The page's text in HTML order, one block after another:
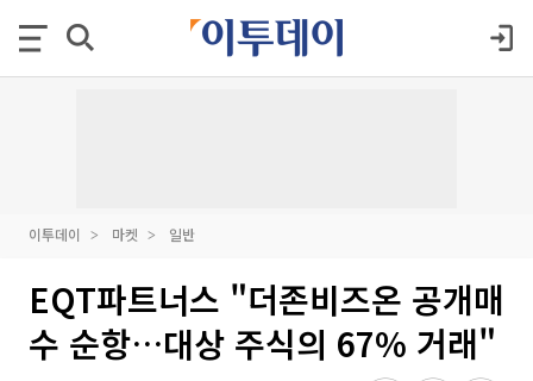
이투데이 마켓 일반
EQT파트너스 "더존비즈온 공개매
수 순항…대상 주식의 67% 거래"